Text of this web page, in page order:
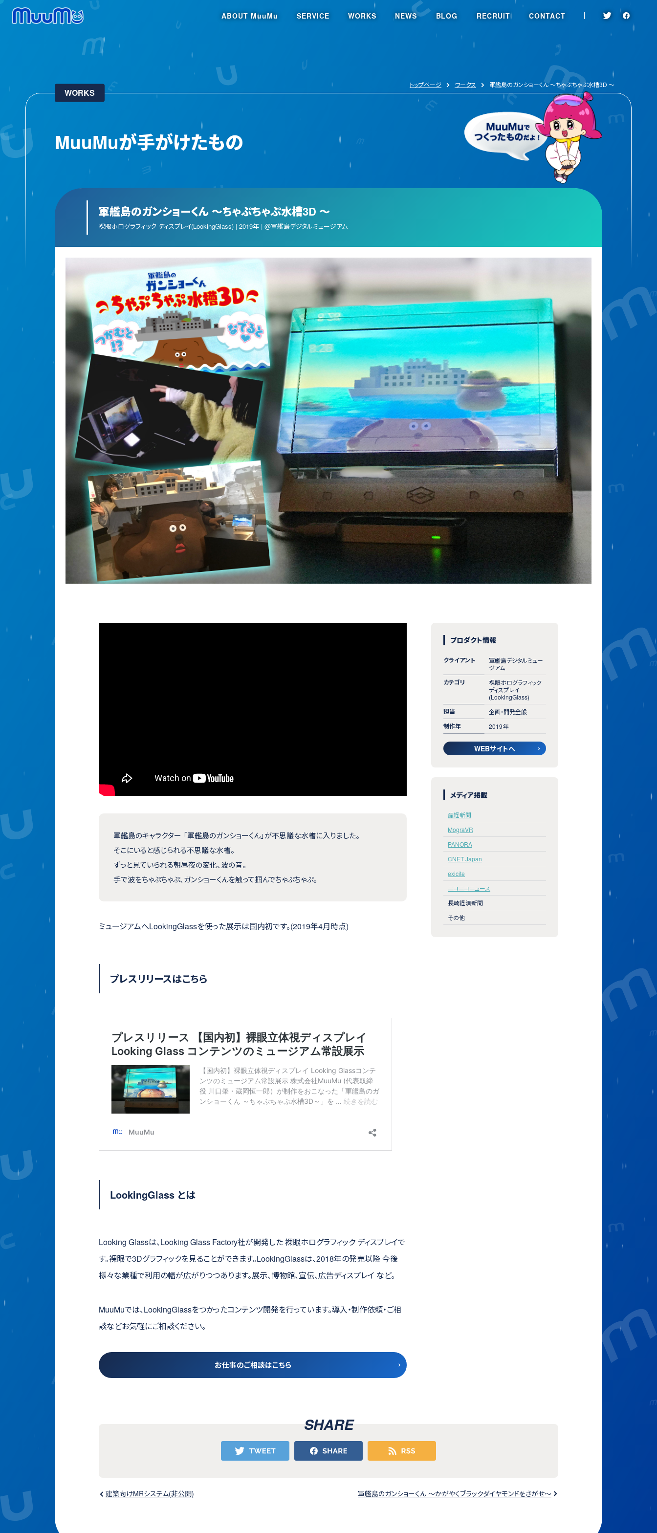
ABOUT MuuMu SERVICE WORKS NEWS BLOG RECRUIT CONTACT
トップページ ワークス 軍艦島のガンショーくん ～ちゃぷちゃぷ水槽3D ～
WORKS
MuuMuが手がけたもの
軍艦島のガンショーくん ～ちゃぷちゃぷ水槽3D ～
裸眼ホログラフィック ディスプレイ(LookingGlass) | 2019年 | @軍艦島デジタルミュージアム
軍艦島のキャラクター 「軍艦島のガンショーくん」が不思議な水槽に入りました。
そこにいると感じられる不思議な水槽。
ずっと見ていられる朝昼夜の変化、波の音。
手で波をちゃぷちゃぷ、ガンショーくんを触って掴んでちゃぷちゃぷ。
ミュージアムへLookingGlassを使った展示は国内初です。(2019年4月時点)
プレスリリースはこちら
LookingGlass とは
Looking Glassは、Looking Glass Factory社が開発した 裸眼ホログラフィック ディスプレイで
す。裸眼で3Dグラフィックを見ることができます。LookingGlassは、2018年の発売以降 今後
様々な業種で利用の幅が広がりつつあります。展示、博物館、宣伝、広告ディスプレイ など。
MuuMuでは、LookingGlassをつかったコンテンツ開発を行っています。導入・制作依頼・ご相
談などお気軽にご相談ください。
お仕事のご相談はこちら
プロダクト情報
クライアント
軍艦島デジタルミュー
ジアム
カテゴリ
裸眼ホログラフィック
ディスプレイ
(LookingGlass)
担当 企画・開発全般
制作年 2019年
WEBサイトへ
メディア掲載
産経新聞
MograVR
PANORA
CNET Japan
exicite
ニコニコニュース
長崎経済新聞
その他
SHARE
建築向けMRシステム(非公開) 軍艦島のガンショーくん ～かがやくブラックダイヤモンドをさがせ～